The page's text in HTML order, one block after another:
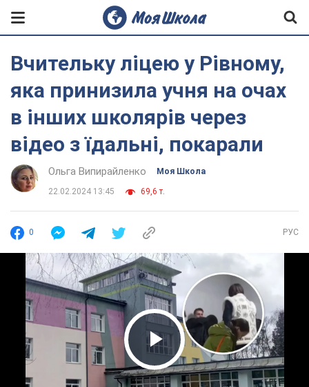
Вчительку ліцею у Рівному,
яка принизила учня на очах
в інших школярів через
відео з їдальні, покарали
Ольга Випирайленко Моя Школа
22.02.2024 13:45 69,6 т.
0 РУС
Play Video